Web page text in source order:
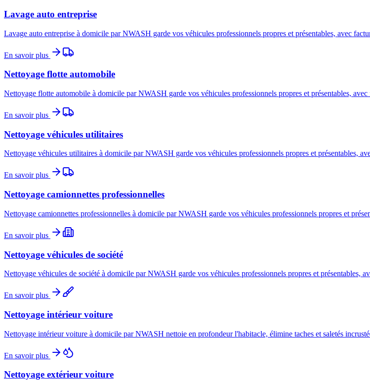
Lavage auto entreprise
Lavage auto entreprise à domicile par NWASH garde vos véhicules professionnels propres et présentables, avec
En savoir plus
Nettoyage flotte automobile
Nettoyage flotte automobile à domicile par NWASH garde vos véhicules professionnels propres et présentables,
En savoir plus
Nettoyage véhicules utilitaires
Nettoyage véhicules utilitaires à domicile par NWASH garde vos véhicules professionnels propres et présentables,
En savoir plus
Nettoyage camionnettes professionnelles
Nettoyage camionnettes professionnelles à domicile par NWASH garde vos véhicules professionnels propres et
En savoir plus
Nettoyage véhicules de société
Nettoyage véhicules de société à domicile par NWASH garde vos véhicules professionnels propres et présentables,
En savoir plus
Nettoyage intérieur voiture
Nettoyage intérieur voiture à domicile par NWASH nettoie en profondeur l'habitacle, élimine taches et saletés
En savoir plus
Nettoyage extérieur voiture